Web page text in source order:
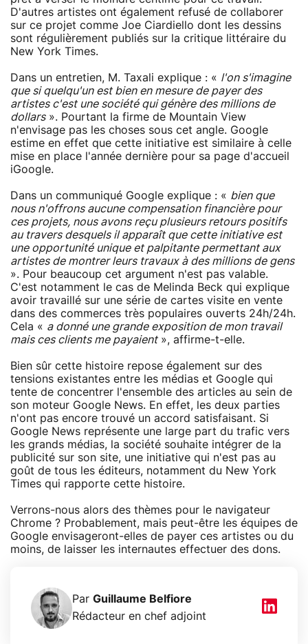
D'autres artistes ont également refusé de collaborer
sur ce projet comme Joe Ciardiello dont les dessins
sont régulièrement publiés sur la critique littéraire du
New York Times.
Dans un entretien, M. Taxali explique : « l'on s'imagine
que si quelqu'un est bien en mesure de payer des
artistes c'est une société qui génère des millions de
dollars». Pourtant la firme de Mountain View
n'envisage pas les choses sous cet angle. Google
estime en effet que cette initiative est similaire à celle
mise en place l'année dernière pour sa page d'accueil
iGoogle.
Dans un communiqué Google explique : « bien que
nous n'offrons aucune compensation financière pour
ces projets, nous avons reçu plusieurs retours positifs
au travers desquels il apparaît que cette initiative est
une opportunité unique et palpitante permettant aux
artistes de montrer leurs travaux à des millions de gens
». Pour beaucoup cet argument n'est pas valable.
C'est notamment le cas de Melinda Beck qui explique
avoir travaillé sur une série de cartes visite en vente
dans des commerces très populaires ouverts 24h/24h.
Cela « a donné une grande exposition de mon travail
mais ces clients me payaient», affirme-t-elle.
Bien sûr cette histoire repose également sur des
tensions existantes entre les médias et Google qui
tente de concentrer l'ensemble des articles au sein de
son moteur Google News. En effet, les deux parties
n'ont pas encore trouvé un accord satisfaisant. Si
Google News représente une large part du trafic vers
les grands médias, la société souhaite intégrer de la
publicité sur son site, une initiative qui n'est pas au
goût de tous les éditeurs, notamment du New York
Times qui rapporte cette histoire.
Verrons-nous alors des thèmes pour le navigateur
Chrome ? Probablement, mais peut-être les équipes de
Google envisageront-elles de payer ces artistes ou du
moins, de laisser les internautes effectuer des dons.
Par Guillaume Belfiore
Rédacteur en chef adjoint